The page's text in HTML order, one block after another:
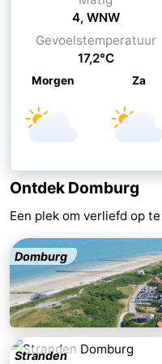
Binnenspeeltuinen
centra
Dorpen
&
Natuur
Sporten
-
Zwembaden
-
Fietsen
-
4, WNW
Gevoelstemperatuur
17,2°C
Morgen Za
Ontdek Domburg
Een plek om verliefd op
Domburg
Stranden